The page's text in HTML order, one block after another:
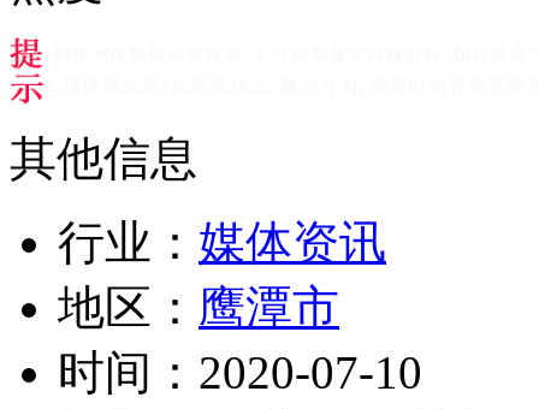
其他信息
行业： 媒体资讯
地区： 鹰潭市
时间： 2020-07-10